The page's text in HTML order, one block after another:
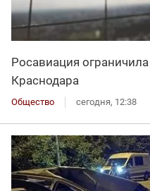
Росавиация
Краснодара
Общество сегодня, 12:38